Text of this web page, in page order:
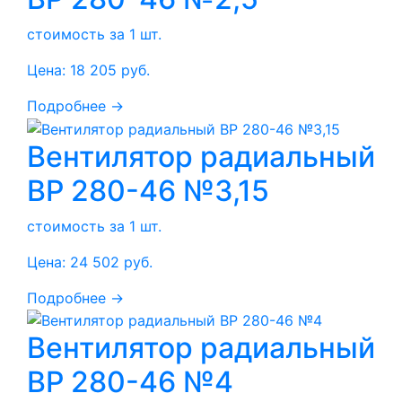
стоимость за 1 шт.
Цена: 18 205 руб.
Подробнее →
Вентилятор радиальный
ВР 280-46 №3,15
стоимость за 1 шт.
Цена: 24 502 руб.
Подробнее →
Вентилятор радиальный
ВР 280-46 №4